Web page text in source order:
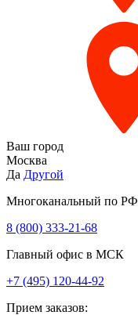
Ваш город
Москва
Да Другой
Многоканальный по РФ
8 (800) 333‑21-68
Главный офис в МСК
+7 (495) 120-44-92
Прием заказов: